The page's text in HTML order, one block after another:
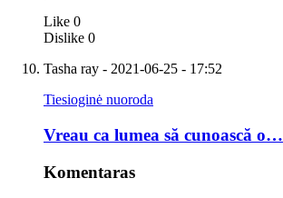
Like 0
Dislike 0
Tasha ray - 2021-06-25 - 17:52
Tiesioginė nuoroda
Vreau ca lumea să cunoască o…
Komentaras